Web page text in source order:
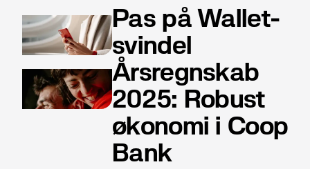
fleksibilitet i sin boligøkonomi. Hos Coop Bank betyder det
ikke kun lavere omkostninger. Her får du som boligejer
også en ekstra fordel: bonus til at handle i Coops butikker.
Pas på Wallet-
svindel
Årsregnskab
2025: Robust
økonomi i Coop
Bank